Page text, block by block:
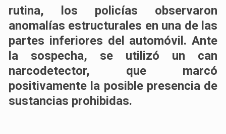
rutina, los policías observaron
anomalías estructurales en una de las
partes inferiores del automóvil. Ante
la sospecha, se utilizó un can
narcodetector, que marcó
positivamente la posible presencia de
sustancias prohibidas.